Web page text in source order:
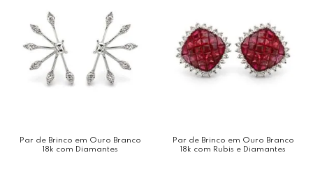
Par de Brinco em Ouro Branco
18k com Diamantes
Par de Brinco em Ouro Branco
18k com Rubis e Diamantes